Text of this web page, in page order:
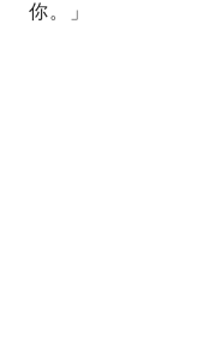
你。」